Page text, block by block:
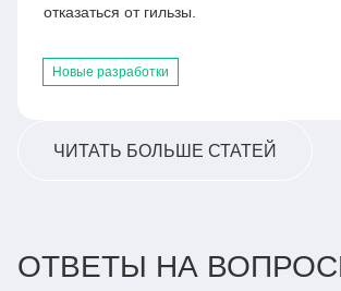
отказаться от гильзы.
Новые разработки
ЧИТАТЬ БОЛЬШЕ СТАТЕЙ
ОТВЕТЫ НА